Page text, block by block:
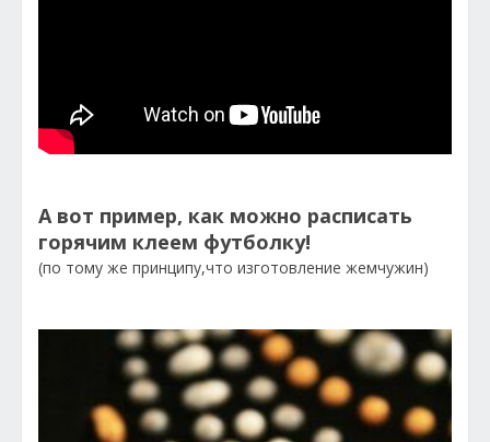
А вот пример, как можно расписать
горячим клеем футболку!
(по тому же принципу,что изготовление жемчужин)